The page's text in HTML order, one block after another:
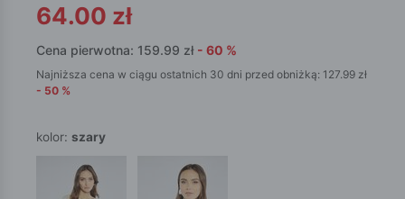
64.00 zł
Cena pierwotna: 159.99 zł - 60 %
Najniższa cena w ciągu ostatnich 30 dni przed obniżką: 127.99 zł
- 50 %
kolor: szary